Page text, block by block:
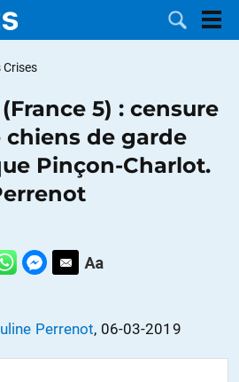
Crises
5) : censure
de garde
Pinçon-Charlot.
Perrenot, 06-03-2019